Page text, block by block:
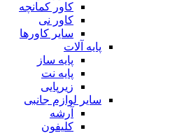
کاور کمانچه
کاور نی
سایر کاورها
پایه آلات
پایه ساز
پایه نت
زیرپایی
سایر لوازم جانبی
آرشه
کلیفون